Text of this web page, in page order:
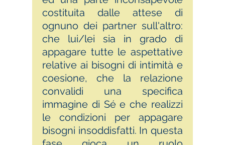
costituita dalle attese di
ognuno dei partner sull'altro:
che lui/lei sia in grado di
appagare tutte le aspettative
relative ai bisogni di intimità e
coesione, che la relazione
convalidi una specifica
immagine di Sé e che realizzi
le condizioni per appagare
bisogni insoddisfatti. In questa